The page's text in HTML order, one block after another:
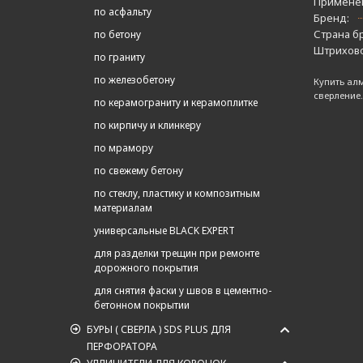
по асфальту
по бетону
по граниту
по железобетону
по керамограниту и керамоплитке
по кирпичу и клинкеру
по мрамору
по свежему бетону
по стеклу, пластику и композитным
материалам
универсальные BLACK EXPERT
для разделки трещин при ремонте
дорожного покрытия
для снятия фаски у швов в цементно-
бетонном покрытии
БУРЫ ( СВЕРЛА ) SDS PLUS ДЛЯ
ПЕРФОРАТОРА
Бренд:
Страна
Купить
сверление.